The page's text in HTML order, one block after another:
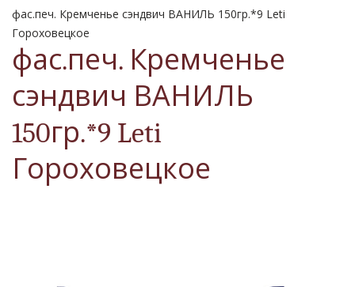
фас.печ. Кремченье сэндвич ВАНИЛЬ 150гр.*9 Leti
Гороховецкое
фас.печ. Кремченье
сэндвич ВАНИЛЬ
150гр.*9 Leti
Гороховецкое